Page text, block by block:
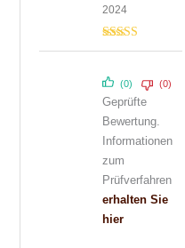
Bewertet mit
2024
(0) (0)
Geprüfte
Bewertung.
Informationen
zum
Prüfverfahren
erhalten Sie
hier